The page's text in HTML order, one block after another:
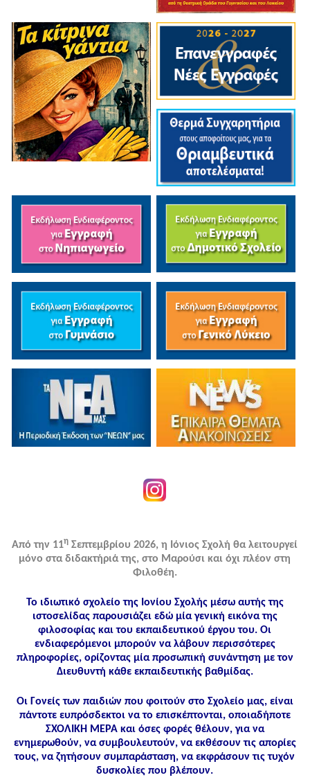
Από την 11η Σεπτεμβρίου 2026, η Ιόνιος Σχολή θα λειτουργεί
μόνο στα διδακτήριά της, στο Μαρούσι και όχι πλέον στη
Φιλοθέη.
Το ιδιωτικό σχολείο της Ιονίου Σχολής μέσω αυτής της
ιστοσελίδας παρουσιάζει εδώ μία γενική εικόνα της
φιλοσοφίας και του εκπαιδευτικού έργου του. Οι
ενδιαφερόμενοι μπορούν να λάβουν περισσότερες
πληροφορίες, ορίζοντας μία προσωπική συνάντηση με τον
Διευθυντή κάθε εκπαιδευτικής βαθμίδας.
Οι Γονείς των παιδιών που φοιτούν στο Σχολείο μας, είναι
πάντοτε ευπρόσδεκτοι να το επισκέπτονται, οποιαδήποτε
ΣΧΟΛΙΚΗ ΜΕΡΑ και όσες φορές θέλουν, για να
ενημερωθούν, να συμβουλευτούν, να εκθέσουν τις απορίες
τους, να ζητήσουν συμπαράσταση, να εκφράσουν τις τυχόν
δυσκολίες που βλέπουν.